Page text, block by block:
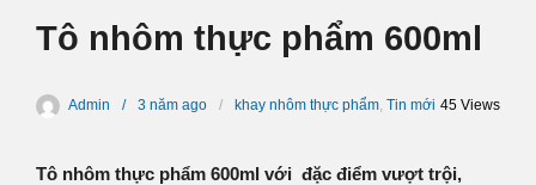
Tô nhôm thực phẩm 600ml
Admin 3 năm ago khay nhôm thực phẩm, Tin mới 45 Views
Tô nhôm thực phẩm 600ml với đặc điểm vượt trội,